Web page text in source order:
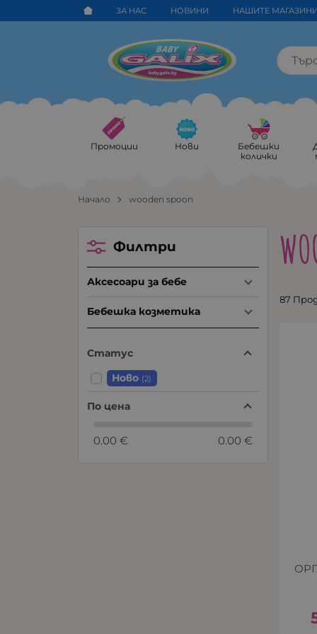
ЗА НАС НОВИНИ НАШИТЕ
Промоции Нови
Бебешки
колички
Начало wooden spoon
87
Филтри
Аксесоари за бебе
Бебешка козметика
Статус
Ново (2)
По цена
0.00 € 0.00 €